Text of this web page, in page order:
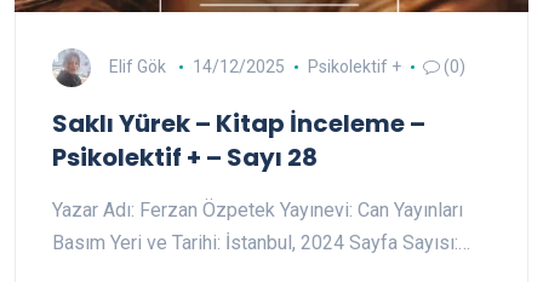
Elif Gök 14/12/2025 Psikolektif + (0)
Saklı Yürek – Kitap İnceleme –
Psikolektif + – Sayı 28
Yazar Adı: Ferzan Özpetek Yayınevi: Can Yayınları
Basım Yeri ve Tarihi: İstanbul, 2024 Sayfa Sayısı:…